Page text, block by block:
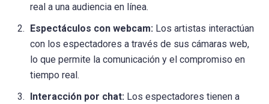
real a una audiencia en línea.
Espectáculos con webcam: Los artistas interactúan
con los espectadores a través de sus cámaras web,
lo que permite la comunicación y el compromiso en
tiempo real.
Interacción por chat: Los espectadores tienen a